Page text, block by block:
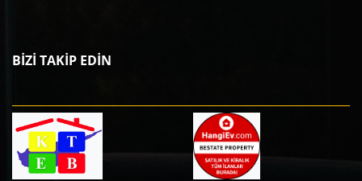
BİZİ TAKİP EDİN